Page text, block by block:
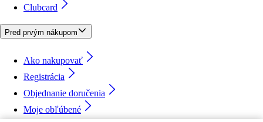
Clubcard
Pred prvým nákupom
Ako nakupovať
Registrácia
Objednanie doručenia
Moje obľúbené